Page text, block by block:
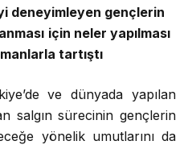
deneyimleyen gençlerin
için neler yapılması
tartıştı
ve dünyada yapılan
salgın sürecinin gençlerin
yönelik umutlarını da